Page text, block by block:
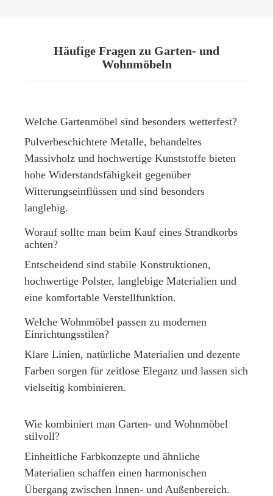
Häufige Fragen zu Garten- und
Wohnmöbeln
Welche Gartenmöbel sind besonders wetterfest?
Pulverbeschichtete Metalle, behandeltes
Massivholz und hochwertige Kunststoffe bieten
hohe Widerstandsfähigkeit gegenüber
Witterungseinflüssen und sind besonders
langlebig.
Worauf sollte man beim Kauf eines Strandkorbs
achten?
Entscheidend sind stabile Konstruktionen,
hochwertige Polster, langlebige Materialien und
eine komfortable Verstellfunktion.
Welche Wohnmöbel passen zu modernen
Einrichtungsstilen?
Klare Linien, natürliche Materialien und dezente
Farben sorgen für zeitlose Eleganz und lassen sich
vielseitig kombinieren.
Wie kombiniert man Garten- und Wohnmöbel
stilvoll?
Einheitliche Farbkonzepte und ähnliche
Materialien schaffen einen harmonischen
Übergang zwischen Innen- und Außenbereich.